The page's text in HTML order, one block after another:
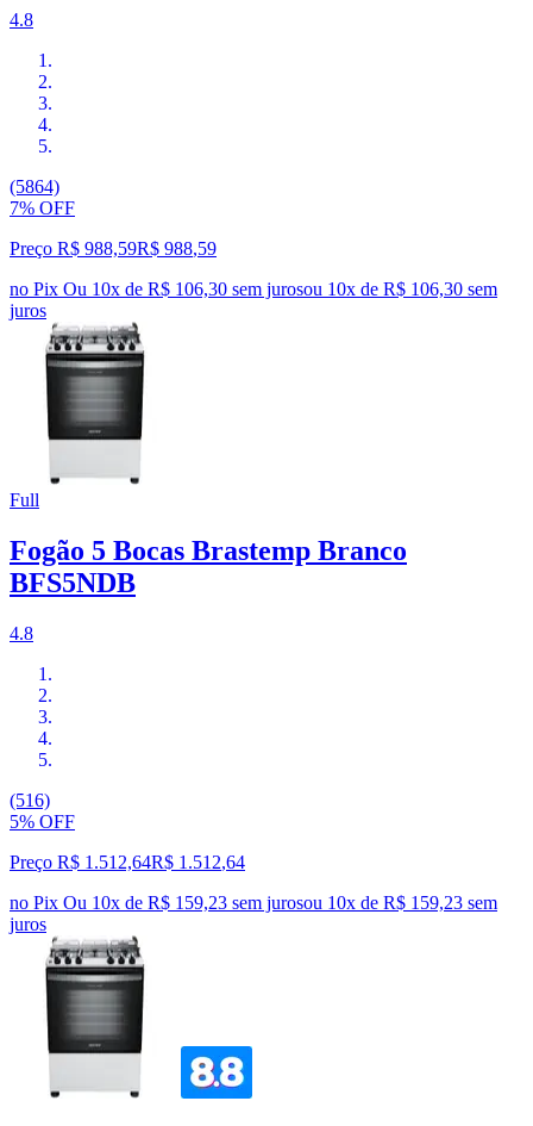
4.8
(5864)
7% OFF
Preço R$ 988,59R$ 988,59
no Pix Ou 10x de R$ 106,30 sem jurosou 10x de R$ 106,30 sem
juros
Full
Fogão 5 Bocas Brastemp Branco
BFS5NDB
4.8
(516)
5% OFF
Preço R$ 1.512,64R$ 1.512,64
no Pix Ou 10x de R$ 159,23 sem jurosou 10x de R$ 159,23 sem
juros